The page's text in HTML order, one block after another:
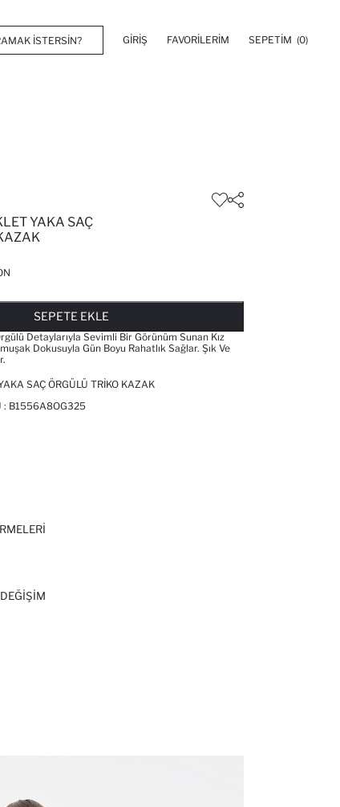
GIRIŞ FAVORILERIM SEPETIM (0)
YAKA SAÇ
SEPETE EKLE
Detaylarıyla Sevimli Bir Görünüm Sunan Kız
Dokusuyla Gün Boyu Rahatlık Sağlar. Şık Ve
SAÇ ÖRGÜLÜ TRIKO KAZAK
: B1556A8OG325